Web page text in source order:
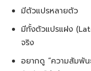
มีตัวแปรหลายตัว
มีทั้งตัวแปรแฝง
จริง
อยากดู “ความสัมพัน